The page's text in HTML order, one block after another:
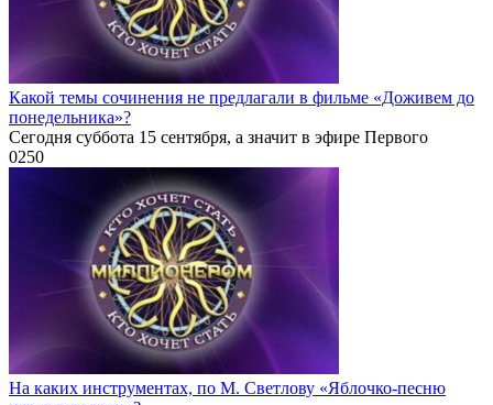
Какой темы сочинения не предлагали в фильме «Доживем до
понедельника»?
Сегодня суббота 15 сентября, а значит в эфире Первого
0250
На каких инструментах, по М. Светлову «Яблочко-песню